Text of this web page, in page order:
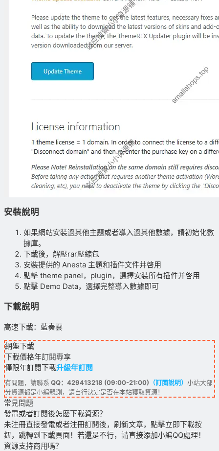
安裝說明
如果網站安裝過其他主題或者導入過其他數據，請初始化數
據庫。
下載後，解壓rar壓縮包
安裝提供的 Anesta 主題和插件文件并啓用
點擊 theme panel，plugin，選擇安裝所有插件并啓用
點擊 Demo Data，選擇完整導入數據即可
下載說明
高速下載：藍奏雲
網盤下載
下載價格年訂閱專享
僅限年訂閱下載升級年訂閱
有問題，請聯系 QQ：429413218 (09:00-21:00) （訂閱說明） 小站大部
分資源都是小編親測，請自行決定是否在本站獲取資源！
常見問題
發電或者訂閱後怎麽下載資源？
未注冊直接發電或者注冊訂閱後，刷新文章，點擊立即下載按
鈕，跳轉到下載頁面！若還是不行，請直接添加小編QQ處理！
資源支持商用嗎？